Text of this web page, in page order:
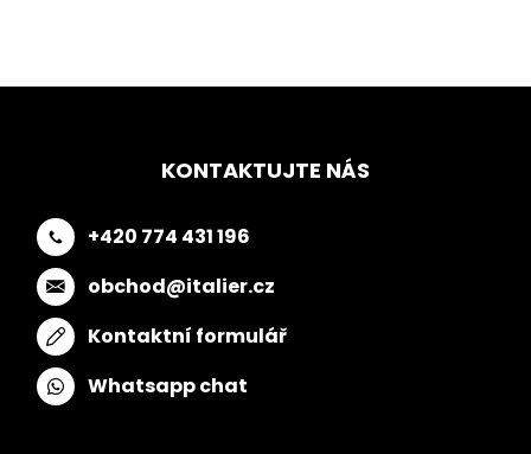
KONTAKTUJTE NÁS
+420 774 431 196
obchod@italier.cz
Kontaktní formulář
Whatsapp chat